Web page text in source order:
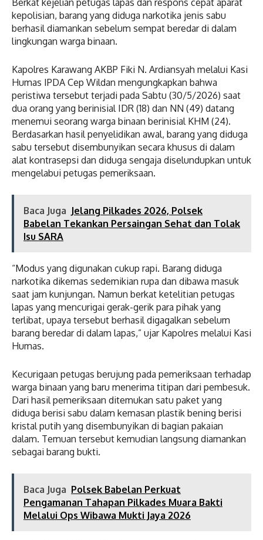
kepolisian, barang yang diduga narkotika jenis sabu
berhasil diamankan sebelum sempat beredar di dalam
lingkungan warga binaan.
Kapolres Karawang AKBP Fiki N. Ardiansyah melalui Kasi
Humas IPDA Cep Wildan mengungkapkan bahwa
peristiwa tersebut terjadi pada Sabtu (30/5/2026) saat
dua orang yang berinisial IDR (18) dan NN (49) datang
menemui seorang warga binaan berinisial KHM (24).
Berdasarkan hasil penyelidikan awal, barang yang diduga
sabu tersebut disembunyikan secara khusus di dalam
alat kontrasepsi dan diduga sengaja diselundupkan untuk
mengelabui petugas pemeriksaan.
Baca Juga Jelang Pilkades 2026, Polsek
Babelan Tekankan Persaingan Sehat dan Tolak
Isu SARA
‎“Modus yang digunakan cukup rapi. Barang diduga
narkotika dikemas sedemikian rupa dan dibawa masuk
saat jam kunjungan. Namun berkat ketelitian petugas
lapas yang mencurigai gerak-gerik para pihak yang
terlibat, upaya tersebut berhasil digagalkan sebelum
barang beredar di dalam lapas,” ujar Kapolres melalui Kasi
Humas.
Kecurigaan petugas berujung pada pemeriksaan terhadap
warga binaan yang baru menerima titipan dari pembesuk.
Dari hasil pemeriksaan ditemukan satu paket yang
diduga berisi sabu dalam kemasan plastik bening berisi
kristal putih yang disembunyikan di bagian pakaian
dalam. Temuan tersebut kemudian langsung diamankan
sebagai barang bukti.
Baca Juga Polsek Babelan Perkuat
Pengamanan Tahapan Pilkades Muara Bakti
Melalui Ops Wibawa Mukti Jaya 2026